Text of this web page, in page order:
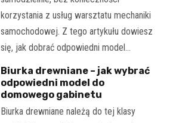
korzystania z usług warsztatu mechaniki
samochodowej. Z tego artykułu dowiesz
się, jak dobrać odpowiedni model…
Biurka drewniane – jak wybrać
odpowiedni model do
domowego gabinetu
Biurka drewniane należą do tej klasy